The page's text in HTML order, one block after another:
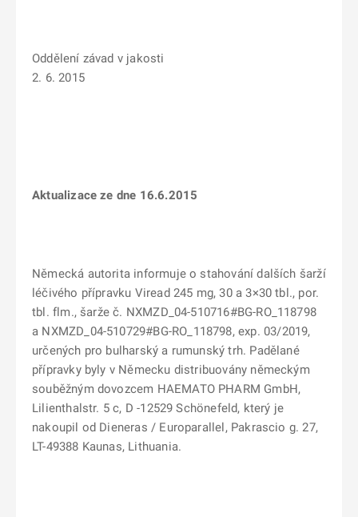
Oddělení závad v jakosti
2. 6. 2015
Aktualizace ze dne 16.6.2015
Německá autorita informuje o stahování dalších šarží
léčivého přípravku Viread 245 mg, 30 a 3×30 tbl., por.
tbl. flm., šarže č. NXMZD_04-510716#BG-RO_118798
a NXMZD_04-510729#BG-RO_118798, exp. 03/2019,
určených pro bulharský a rumunský trh. Padělané
přípravky byly v Německu distribuovány německým
souběžným dovozcem HAEMATO PHARM GmbH,
Lilienthalstr. 5 c, D -12529 Schönefeld, který je
nakoupil od Dieneras / Europarallel, Pakrascio g. 27,
LT-49388 Kaunas, Lithuania.